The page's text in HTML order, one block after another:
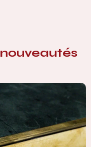
nouveautés